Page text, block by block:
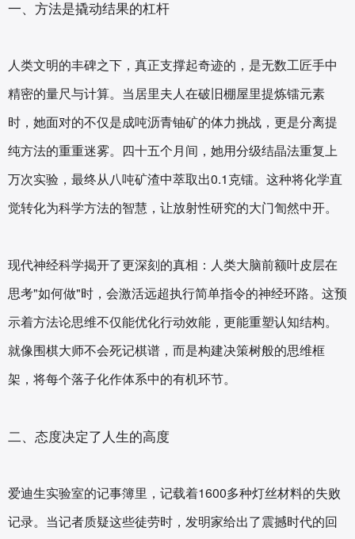
一、方法是撬动结果的杠杆
人类文明的丰碑之下，真正支撑起奇迹的，是无数工匠手中
精密的量尺与计算。当居里夫人在破旧棚屋里提炼镭元素
时，她面对的不仅是成吨沥青铀矿的体力挑战，更是分离提
纯方法的重重迷雾。四十五个月间，她用分级结晶法重复上
万次实验，最终从八吨矿渣中萃取出0.1克镭。这种将化学直
觉转化为科学方法的智慧，让放射性研究的大门訇然中开。
现代神经科学揭开了更深刻的真相：人类大脑前额叶皮层在
思考"如何做"时，会激活远超执行简单指令的神经环路。这预
示着方法论思维不仅能优化行动效能，更能重塑认知结构。
就像围棋大师不会死记棋谱，而是构建决策树般的思维框
架，将每个落子化作体系中的有机环节。
二、态度决定了人生的高度
爱迪生实验室的记事簿里，记载着1600多种灯丝材料的失败
记录。当记者质疑这些徒劳时，发明家给出了震撼时代的回